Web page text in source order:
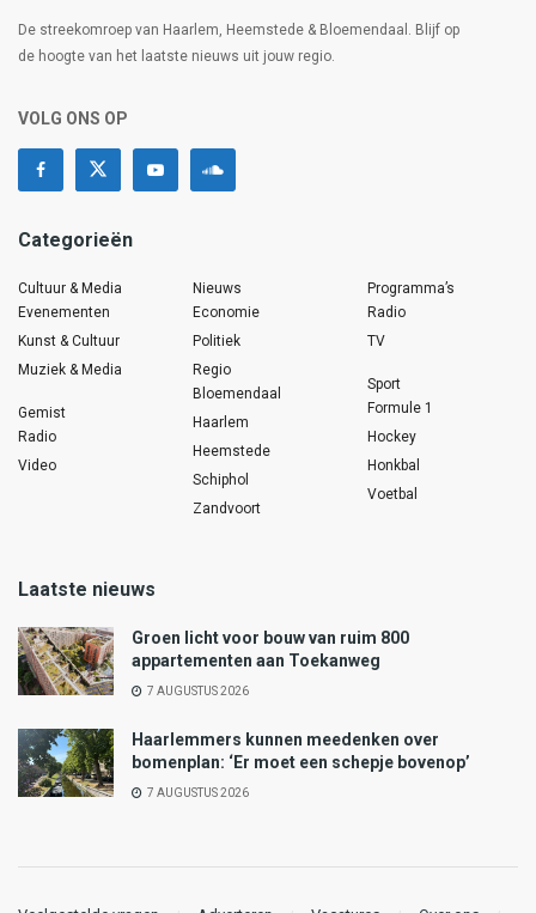
De streekomroep van Haarlem, Heemstede & Bloemendaal. Blijf op
de hoogte van het laatste nieuws uit jouw regio.
VOLG ONS OP
Categorieën
Cultuur & Media
Evenementen
Kunst & Cultuur
Muziek & Media
Gemist
Radio
Video
Nieuws
Economie
Politiek
Regio
Bloemendaal
Haarlem
Heemstede
Schiphol
Zandvoort
Programma’s
Radio
TV
Sport
Formule 1
Hockey
Honkbal
Voetbal
Laatste nieuws
Groen licht voor bouw van ruim 800
appartementen aan Toekanweg
7 AUGUSTUS 2026
Haarlemmers kunnen meedenken over
bomenplan: ‘Er moet een schepje bovenop’
7 AUGUSTUS 2026